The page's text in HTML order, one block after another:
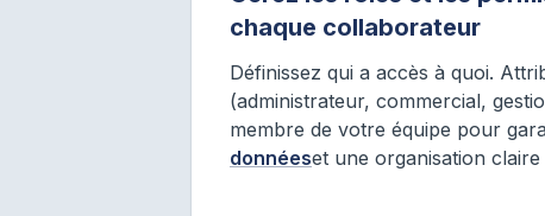
chaque collaborateur
Définissez qui a accès à quoi.
(administrateur, commercial,
membre de votre équipe pour
donnéeset une organisation